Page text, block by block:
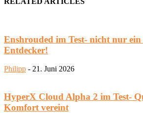
Enshrouded im Test- nicht nur
Entdecker!
Philipp - 21. Juni 2026
HyperX Cloud Alpha 2 im Test-
Komfort vereint